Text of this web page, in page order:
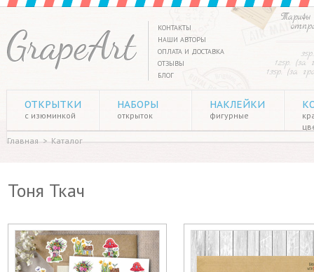
Тарифы
125р. (за
135р. (за
КОНТАКТЫ
НАШИ АВТОРЫ
ОПЛАТА И ДОСТАВКА
ОТЗЫВЫ
БЛОГ
ОТКРЫТКИ
с изюминкой
НАБОРЫ
открыток
НАКЛЕЙКИ
фигурные
Главная > Каталог
Тоня Ткач